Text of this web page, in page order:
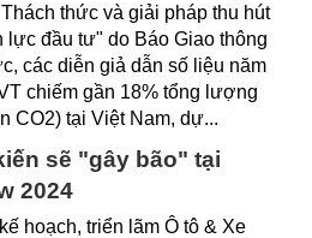
thức và giải pháp thu hút
lực đầu tư" do Báo Giao thông
các diễn giả dẫn số liệu năm
chiếm gần 18% tổng lượng
CO2) tại Việt Nam, dự...
sẽ "gây bão" tại
2024
hoạch, triển lãm Ô tô & Xe